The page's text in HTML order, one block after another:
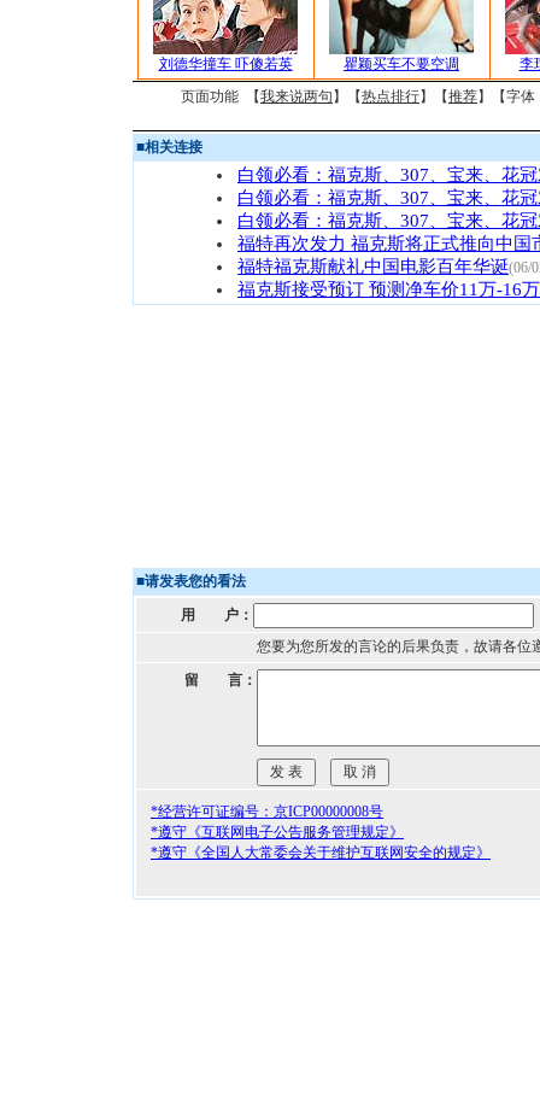
刘德华撞车 吓傻若英 瞿颖买车不要空调
李
页面功能 【我来说两句 】【热点排行】【推荐】【字体
■相关连接
白领必看：福克斯、307、宝来、花
白领必看：福克斯、307、宝来、花
白领必看：福克斯、307、宝来、花
福特再次发力 福克斯将正式推向中国
福特福克斯献礼中国电影百年华诞(06/
福克斯接受预订 预测净车价11万-16
■请发表您的看法
用 户：
您要为您所发的言论的后果负责，故请各位
留 言：
*经营许可证编号：京ICP00000008号
*遵守《互联网电子公告服务管理规定》
*遵守《全国人大常委会关于维护互联网安全的规定》